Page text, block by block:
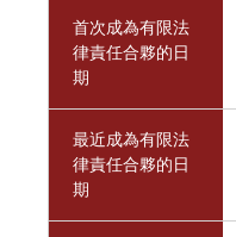
首次成為有限法
律責任合夥的日
期
最近成為有限法
律責任合夥的日
期